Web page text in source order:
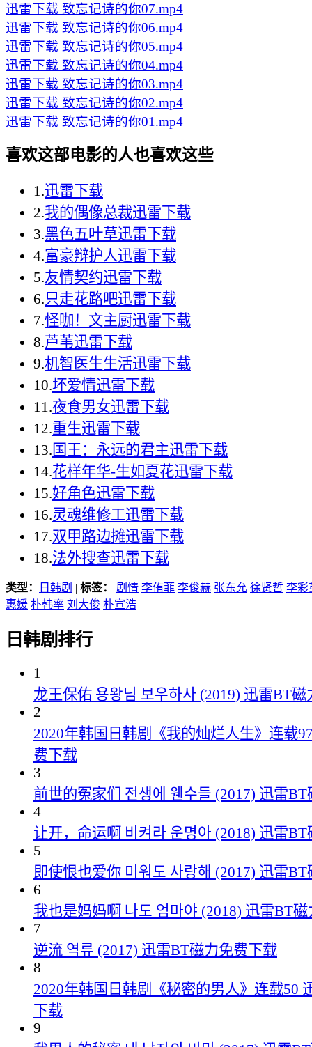
迅雷下载 致忘记诗的你07.mp4
迅雷下载 致忘记诗的你06.mp4
迅雷下载 致忘记诗的你05.mp4
迅雷下载 致忘记诗的你04.mp4
迅雷下载 致忘记诗的你03.mp4
迅雷下载 致忘记诗的你02.mp4
迅雷下载 致忘记诗的你01.mp4
喜欢这部电影的人也喜欢这些
1.迅雷下载
2.我的偶像总裁迅雷下载
3.黑色五叶草迅雷下载
4.富豪辩护人迅雷下载
5.友情契约迅雷下载
6.只走花路吧迅雷下载
7.怪咖！文主厨迅雷下载
8.芦苇迅雷下载
9.机智医生生活迅雷下载
10.坏爱情迅雷下载
11.夜食男女迅雷下载
12.重生迅雷下载
13. 国王：永远的君主迅雷下载
14.花样年华-生如夏花迅雷下载
15.好角色迅雷下载
16.灵魂维修工迅雷下载
17.双甲路边摊迅雷下载
18.法外搜查迅雷下载
类型： 日韩剧 | 标签： 剧情 李侑菲 李俊赫 张东允 徐贤哲 李彩
惠媛 朴韩率 刘大俊 朴宣浩
日韩剧排行
1
龙王保佑 용왕님 보우하사 (2019) 迅雷BT
2
2020年韩国日韩剧《我的灿烂人生》连载
费下载
3
前世的冤家们 전생에 웬수들 (2017) 迅雷
4
让开，命运啊 비켜라 운명아 (2018) 迅雷
5
即使恨也爱你 미워도 사랑해 (2017) 迅雷
6
我也是妈妈啊 나도 엄마야 (2018) 迅雷BT
7
逆流 역류 (2017) 迅雷BT磁力免费下载
8
2020年韩国日韩剧《秘密的男人》连载50
下载
9